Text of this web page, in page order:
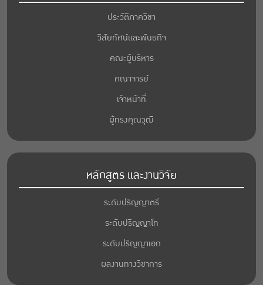
ประวัติภาควิชา
วิสัยทัศน์และพันธกิจ
คณะผู้บริหาร
คณาจารย์
เจ้าหน้าที่
ผู้ทรงคุณวุฒิ
หลักสูตร และงานวิจัย
ระดับปริญญาตรี
ระดับปริญญาโท
ระดับปริญญาเอก
ผลงานทางวิชาการ